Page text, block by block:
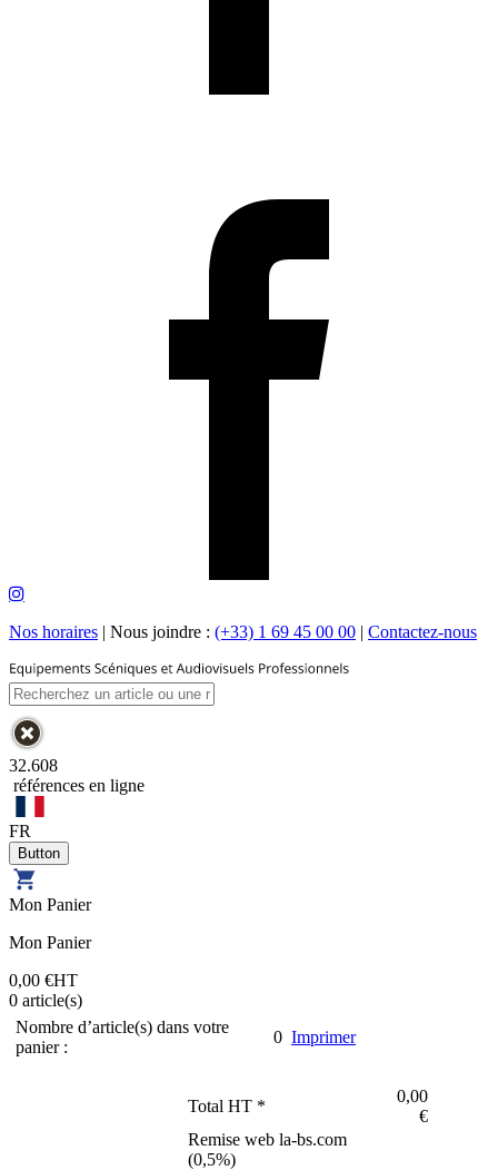
Nos horaires | Nous joindre : (+33) 1 69 45 00 00 | Contactez-nous
32.608
références en ligne
FR
Mon Panier
Mon Panier
0,00 €HT
0 article(s)
Nombre d’article(s) dans votre
panier :
0 Imprimer
Total HT *
0,00
€
Remise web la-bs.com
(0,5%)